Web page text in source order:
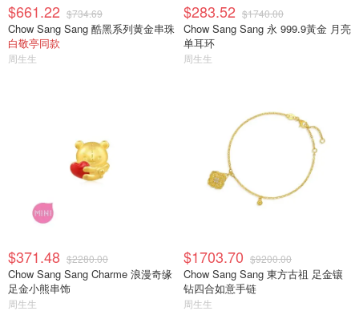
$661.22 $734.69
Chow Sang Sang 酷黑系列黄金串珠
白敬亭同款
周生生
$283.52 $1740.00
Chow Sang Sang 永 999.9黃金 月亮
单耳环
周生生
$371.48 $2280.00
Chow Sang Sang Charme 浪漫奇缘
足金小熊串饰
周生生
$1703.70 $9200.00
Chow Sang Sang 東方古祖 足金镶
钻四合如意手链
周生生